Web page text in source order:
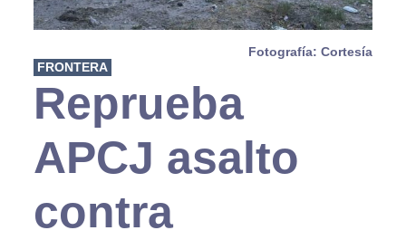
Fotografía: Cortesía
FRONTERA
Reprueba
APCJ asalto
contra